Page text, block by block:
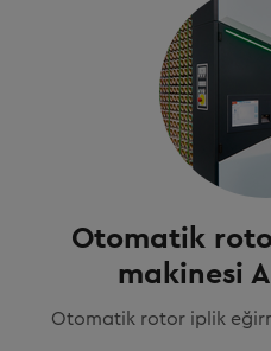
Otomatik
makinesi
Otomatik rotor iplik